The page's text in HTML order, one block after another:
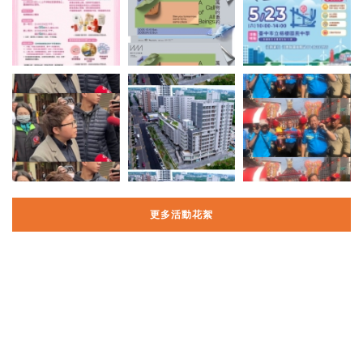
更多活動花絮